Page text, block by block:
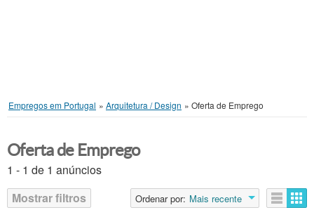
Empregos em Portugal » Arquitetura / Design » Oferta de Emprego
Oferta de Emprego
1 - 1 de 1 anúncios
Mostrar filtros
Ordenar por: Mais recente